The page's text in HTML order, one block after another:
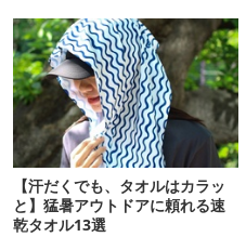
【汗だくでも、タオルはカラッ
と】猛暑アウトドアに頼れる速
乾タオル13選